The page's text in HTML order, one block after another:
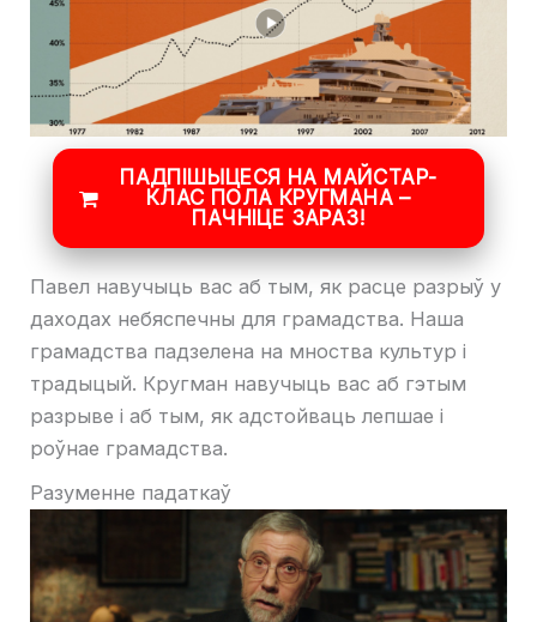
ПАДПІШЫЦЕСЯ НА МАЙСТАР-
КЛАС ПОЛА КРУГМАНА –
ПАЧНІЦЕ ЗАРАЗ!
Павел навучыць вас аб тым, як расце разрыў у
даходах небяспечны для грамадства. Наша
грамадства падзелена на мноства культур і
традыцый. Кругман навучыць вас аб гэтым
разрыве і аб тым, як адстойваць лепшае і
роўнае грамадства.
Разуменне падаткаў